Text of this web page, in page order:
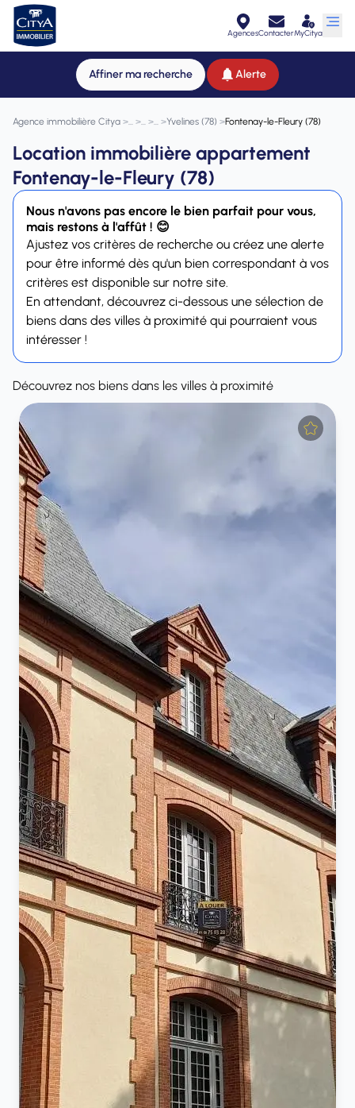
AgencesContacterMyCitya
Affiner ma recherche Alerte
Agence immobilière Citya > > > >Yvelines (78) >Fontenay-le-Fleury (78)
Location immobilière appartement
Fontenay-le-Fleury (78)
Nous n'avons pas encore le bien parfait pour vous,
mais restons à l'affût ! 😊
Ajustez vos critères de recherche ou créez une alerte
pour être informé dès qu'un bien correspondant à vos
critères est disponible sur notre site.
En attendant, découvrez ci-dessous une sélection de
biens dans des villes à proximité qui pourraient vous
intéresser !
Découvrez nos biens dans les villes à proximité